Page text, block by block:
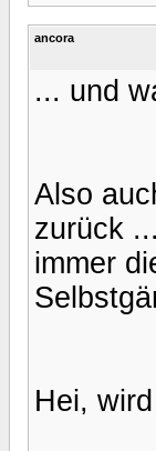
ancora
... und
Also
zurück
immer
Hei,